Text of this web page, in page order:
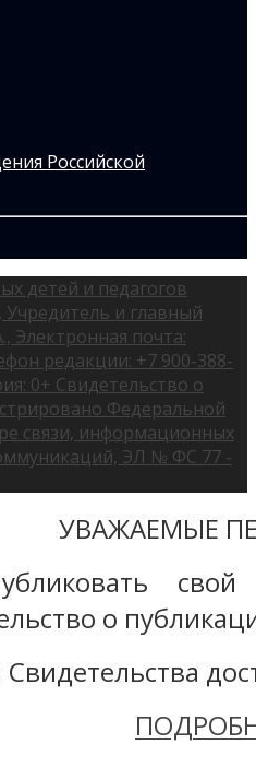
детей и педагогов
и главный
Электронная почта:
редакции: +7 900-388-
0+ Свидетельство о
Федеральной
связи, информационных
ЭЛ № ФС 77 -
УВАЖАЕМЫЕ
о